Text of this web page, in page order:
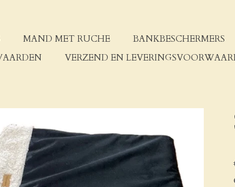
MAND MET RUCHE BANKBESCHERMERS
VERZEND EN